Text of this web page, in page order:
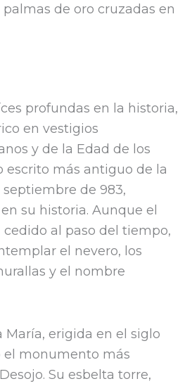
b
de oro cruzadas en
profundas en la historia,
en vestigios
y de la Edad de los
escrito más antiguo de la
de 983,
su historia. Aunque el
al paso del tiempo,
el nevero, los
y el nombre
María, erigida en el siglo
el monumento más
Su esbelta torre,